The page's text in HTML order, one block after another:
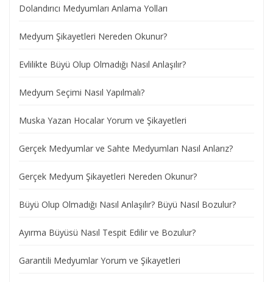
Dolandırıcı Medyumları Anlama Yolları
Medyum Şikayetleri Nereden Okunur?
Evlilikte Büyü Olup Olmadığı Nasıl Anlaşılır?
Medyum Seçimi Nasıl Yapılmalı?
Muska Yazan Hocalar Yorum ve Şikayetleri
Gerçek Medyumlar ve Sahte Medyumları Nasıl Anlarız?
Gerçek Medyum Şikayetleri Nereden Okunur?
Büyü Olup Olmadığı Nasıl Anlaşılır? Büyü Nasıl Bozulur?
Ayırma Büyüsü Nasıl Tespit Edilir ve Bozulur?
Garantili Medyumlar Yorum ve Şikayetleri